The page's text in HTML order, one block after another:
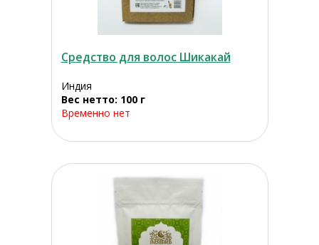
Средство для волос Шикакай
Индия
Вес нетто: 100 г
Временно нет